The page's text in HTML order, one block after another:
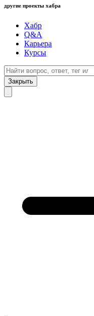
другие проекты хабра
Хабр
Q&A
Карьера
Курсы
Закрыть